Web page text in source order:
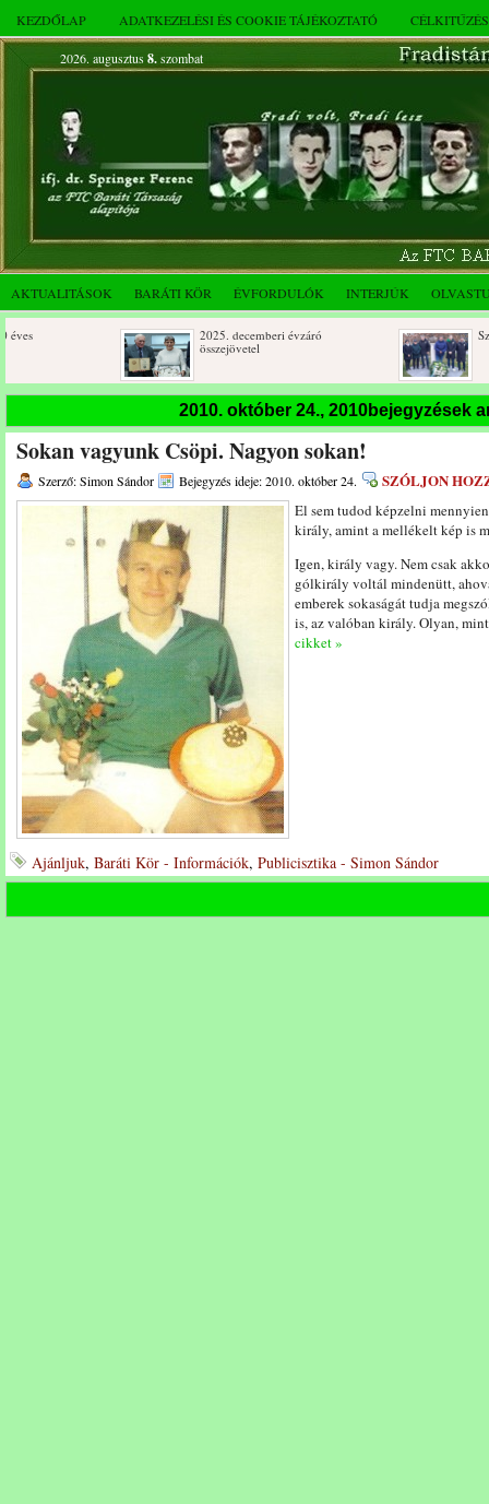
KEZDŐLAP ADATKEZELÉSI ÉS COOKIE TÁJÉKOZTATÓ
2026. augusztus 8.szombat
AKTUALITÁSOK BARÁTI KÖR ÉVFORDULÓK INTERJÚK
2025. decemberi évzáró
összejövetel
Születésnapi
2010. október 24., 2010bejegyzések
Sokan vagyunk Csöpi. Nagyon sokan!
Szerző: Simon Sándor Bejegyzés ideje: 2010. október 24. SZÓLJON
El sem tudod képzelni
király, amint a mellékelt kép is
Igen, király vagy. Nem csak
gólkirály voltál mindenütt,
emberek sokaságát tudja
is, az valóban király. Olyan,
cikket »
Ajánljuk, Baráti Kör - Információk, Publicisztika - Simon Sándor